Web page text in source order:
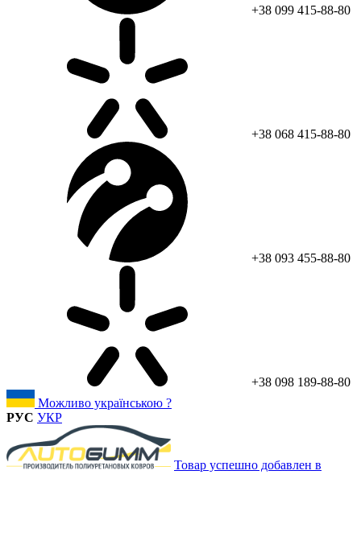
+38 099 415-88-80
+38 068 415-88-80
+38 093 455-88-80
+38 098 189-88-80
Можливо українською ?
РУС УКР
Товар успешно добавлен в